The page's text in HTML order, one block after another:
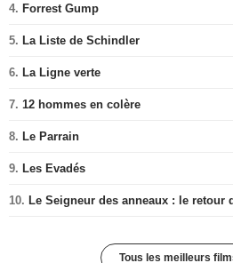
4. Forrest Gump
5. La Liste de Schindler
6. La Ligne verte
7. 12 hommes en colère
8. Le Parrain
9. Les Evadés
10. Le Seigneur des anneaux : le retour
Tous les meilleurs